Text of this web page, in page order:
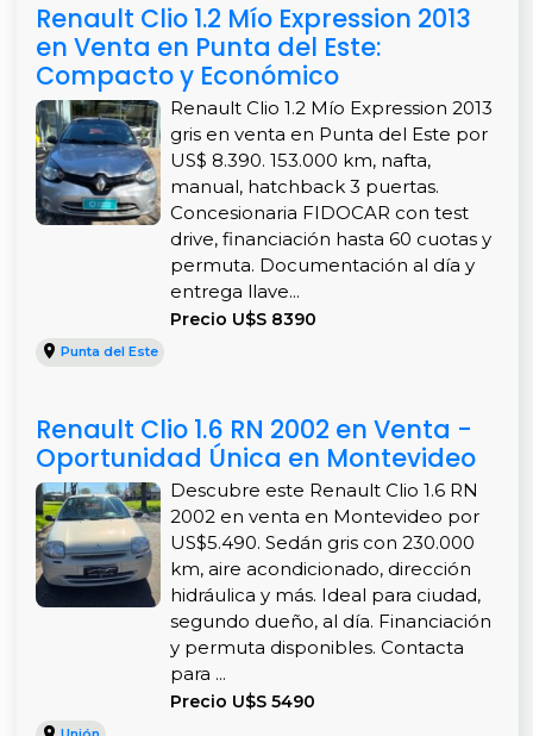
Renault Clio 1.2 Mío Expression 2013
en Venta en Punta del Este:
Compacto y Económico
Renault Clio 1.2 Mío Expression 2013
gris en venta en Punta del Este por
US$ 8.390. 153.000 km, nafta,
manual, hatchback 3 puertas.
Concesionaria FIDOCAR con test
drive, financiación hasta 60 cuotas y
permuta. Documentación al día y
entrega llave...
Precio U$S 8390
Punta del Este
Renault Clio 1.6 RN 2002 en Venta -
Oportunidad Única en Montevideo
Descubre este Renault Clio 1.6 RN
2002 en venta en Montevideo por
US$5.490. Sedán gris con 230.000
km, aire acondicionado, dirección
hidráulica y más. Ideal para ciudad,
segundo dueño, al día. Financiación
y permuta disponibles. Contacta
para ...
Precio U$S 5490